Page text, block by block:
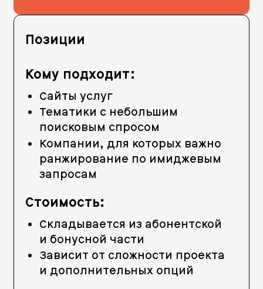
Позиции
Кому подходит:
Сайты услуг
Тематики с небольшим
поисковым спросом
Компании, для которых важно
ранжирование по имиджевым
запросам
Стоимость:
Складывается из абонентской
и бонусной части
Зависит от сложности проекта
и дополнительных опций